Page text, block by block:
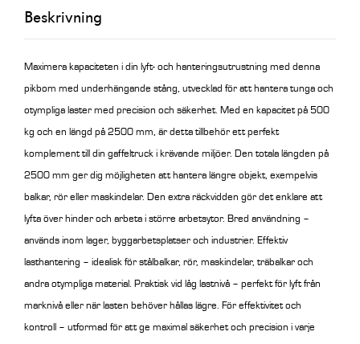
Beskrivning
Maximera kapaciteten i din lyft- och hanteringsutrustning med denna
pikbom med underhängande stång, utvecklad för att hantera tunga och
otympliga laster med precision och säkerhet. Med en kapacitet på 500
kg och en längd på 2500 mm, är detta tillbehör ett perfekt
komplement till din gaffeltruck i krävande miljöer. Den totala längden på
2500 mm ger dig möjligheten att hantera längre objekt, exempelvis
balkar, rör eller maskindelar. Den extra räckvidden gör det enklare att
lyfta över hinder och arbeta i större arbetsytor. Bred användning –
används inom lager, byggarbetsplatser och industrier. Effektiv
lasthantering – idealisk för stålbalkar, rör, maskindelar, träbalkar och
andra otympliga material. Praktisk vid låg lastnivå– perfekt för lyft från
marknivå eller när lasten behöver hållas lägre. För effektivitet och
kontroll – utformad för att ge maximal säkerhet och precision i varje